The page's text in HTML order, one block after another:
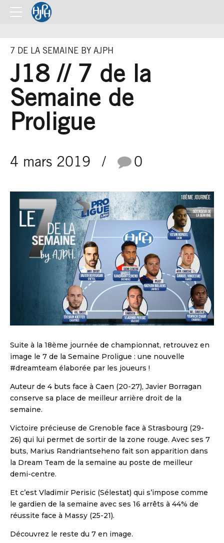
7 DE LA SEMAINE BY AJPH
J18 // 7 de la
Semaine de
Proligue
4 mars 2019 0
Suite à la 18ème journée de championnat, retrouvez en
image le 7 de la Semaine Proligue : une nouvelle
#dreamteam élaborée par les joueurs !
Auteur de 4 buts face à Caen (20-27), Javier Borragan
conserve sa place de meilleur arrière droit de la
semaine.
Victoire précieuse de Grenoble face à Strasbourg (29-
26) qui lui permet de sortir de la zone rouge. Avec ses 7
buts, Marius Randriantseheno fait son apparition dans
la Dream Team de la semaine au poste de meilleur
demi-centre.
Et c’est Vladimir Perisic (Sélestat) qui s’impose comme
le gardien de la semaine avec ses 16 arrêts à 44% de
réussite face à Massy (25-21).
Découvrez le reste du 7 en image.